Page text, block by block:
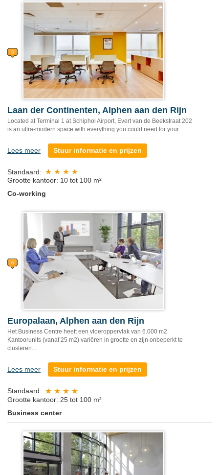
Laan der Continenten, Alphen aan den Rijn
Located at Terminal 1 at Schiphol Airport, Evert van de Beekstraat 202
is an ultra-modern space with everything you could need for your...
Lees meer Stuur informatie en prijzen
Standaard:
Grootte kantoor: 10 tot 100 m²
Co-working
Europalaan, Alphen aan den Rijn
Het Business Centre heeft een vloeroppervlak van 6.000 m2.
Kantoorunits (vanaf 25 m2) variëren in grootte en zijn onbeperkt te
clusteren....
Lees meer Stuur informatie en prijzen
Standaard:
Grootte kantoor: 25 tot 100 m²
Business center